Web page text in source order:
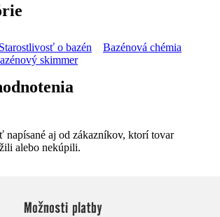
Starostlivosť o bazén
Bazénová chémia
skimmer
napísané aj od zákazníkov, ktorí tovar
alebo nekúpili.
Možnosti platby